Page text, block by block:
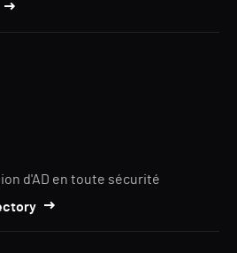
d'AD en toute sécurité